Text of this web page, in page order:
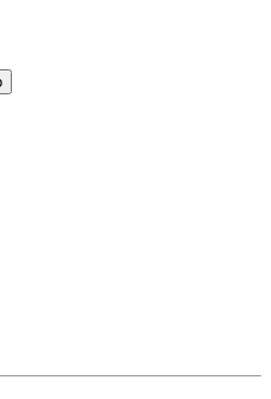
สต์ขายบ้าน รับจ้างโพสต์อสัง
อันดับ1 การโพสต์ขายอสังหา
ด ติดGoogleหน้าแรกได้จริงๆ
าโพสต์ เชื่อถือได้จริง รับ
ละดีที่สุด ไม่มีค่านายหน้า
การขายได้มากกว่า ที่เดียว ที่